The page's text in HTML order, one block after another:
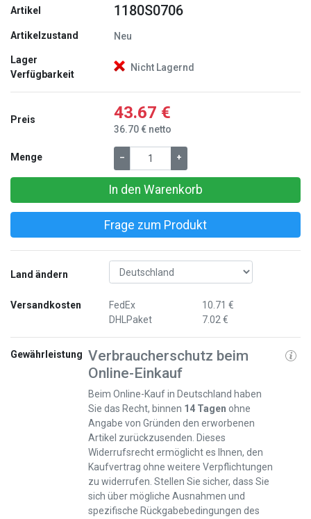
Artikel 1180S0706
Artikelzustand Neu
Lager
Verfügbarkeit
Nicht Lagernd
Preis 43.67 €
36.70 € netto
Menge – +
In den Warenkorb
Frage zum Produkt
Land ändern
Versandkosten
FedEx
DHLPaket
10.71 €
7.02 €
Gewährleistung Verbraucherschutz beim
Online-Einkauf
Beim Online-Kauf in Deutschland haben
Sie das Recht, binnen 14 Tagen ohne
Angabe von Gründen den erworbenen
Artikel zurückzusenden. Dieses
Widerrufsrecht ermöglicht es Ihnen, den
Kaufvertrag ohne weitere Verpflichtungen
zu widerrufen. Stellen Sie sicher, dass Sie
sich über mögliche Ausnahmen und
spezifische Rückgabebedingungen des